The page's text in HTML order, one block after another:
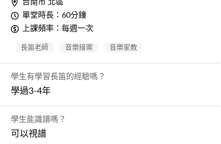
台南市 北區
單堂時長：60分鐘
上課頻率：每週一次
長笛老師 音樂接案 音樂家教
學生有學習長笛的經驗嗎？
學過3-4年
學生能識譜嗎？
可以視譜